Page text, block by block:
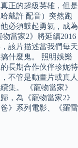
正的超級英雄，但是
戴許 配音）突然跑
必須鼓起勇氣，成為
當家2》將延續2016
該片描述當我們每天
什麼鬼。 照明娛樂
長期合作伙伴珍妮特
不管是動畫片或真人
集。 《寵物當家》
，為《寵物當家2》
》系列電影、《羅雷